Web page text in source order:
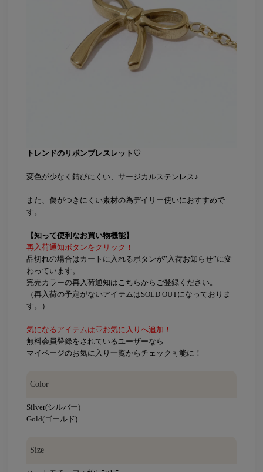
トレンドのリボンブレスレット♡
変色が少なく錆びにくい、サージカルステンレス♪
また、傷がつきにくい素材の為デイリー使いにおすすめで
す。
【知って便利なお買い物機能】
再入荷通知ボタンをクリック！
品切れの場合はカートに入れるボタンが”入荷お知らせ”に変
わっています。
完売カラーの再入荷通知はこちらからご登録ください。
（再入荷の予定がないアイテムはSOLD OUTになっておりま
す。）
気になるアイテムは♡お気に入りへ追加！
無料会員登録をされているユーザーなら
マイページのお気に入り一覧からチェック可能に！
Color
Silver(シルバー)
Gold(ゴールド)
Size